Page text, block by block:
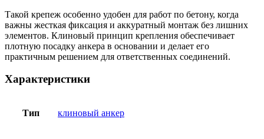
Такой крепеж особенно удобен для работ по бетону, когда
важны жесткая фиксация и аккуратный монтаж без лишних
элементов. Клиновый принцип крепления обеспечивает
плотную посадку анкера в основании и делает его
практичным решением для ответственных соединений.
Характеристики
Тип клиновый анкер